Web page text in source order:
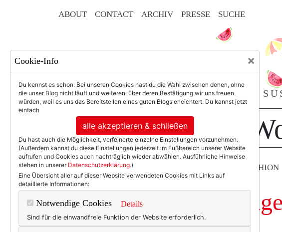
ABOUT CONTACT ARCHIV PRESSE SUCHE
For
BEAUTY & FASHION
Cookie-Info ×
Du kennst es schon: Bei unseren Cookies hast du die Wahl zwischen denen, ohne
die unser Blog nicht läuft und weiteren, über deren Bestätigung wir uns freuen
würden, weil es uns das Bereitstellen eines guten Blogs erleichtert. Du kannst jetzt
einfach
alle akzeptieren & schließen
Du hast auch die Möglichkeit, verfeinerte einzelne Einstellungen vorzunehmen.
(Außerdem kannst du diese Einstellungen jederzeit im Fußbereich unserer Website
aufrufen und Cookies auch nachträglich wieder abwählen. Ausführliche Hinweise
stehen in unserer Datenschutzerklärung.)
Eine Übersicht aller auf dieser Website verwendeten Cookies mit Links auf
detaillierte Informationen:
Notwendige Cookies Details
Sind für die einwandfreie Funktion der Website erforderlich.